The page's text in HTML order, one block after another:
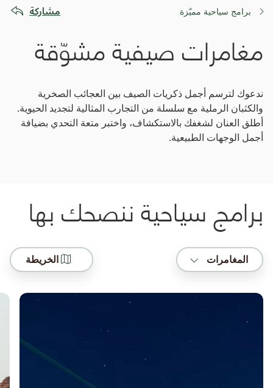
برامج سياحية مميّزة مشاركة
مغامرات صيفية مشوّقة
ندعوك لترسم أجمل ذكريات الصيف بين العجائب الصخرية
والكثبان الرملية مع سلسلة من التجارب المثالية لتجديد الحيوية.
أطلق العنان لشغفك بالاستكشاف، واختبر متعة التحدي بضيافة
أجمل الوجهات الطبيعية.
برامج سياحية ننصحك بها
المغامرات الخريطة